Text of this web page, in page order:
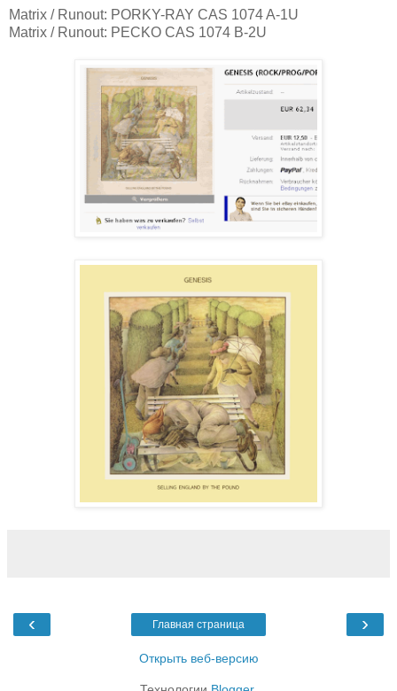
Matrix / Runout: PORKY-RAY CAS 1074 A-1U
Matrix / Runout: PECKO CAS 1074 B-2U
‹ ›
Главная страница
Открыть веб-версию